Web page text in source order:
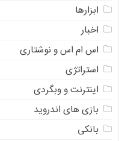
ابزارها
اخبار
اس ام اس و نوشتاری
استراتژی
اینترنت و وبگردی
بازی های اندروید
بانکی